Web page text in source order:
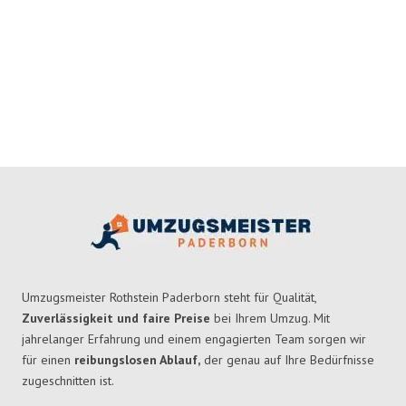
Umzugsmeister Rothstein Paderborn steht für Qualität,
Zuverlässigkeit und faire Preise bei Ihrem Umzug. Mit
jahrelanger Erfahrung und einem engagierten Team sorgen wir
für einen reibungslosen Ablauf, der genau auf Ihre Bedürfnisse
zugeschnitten ist.